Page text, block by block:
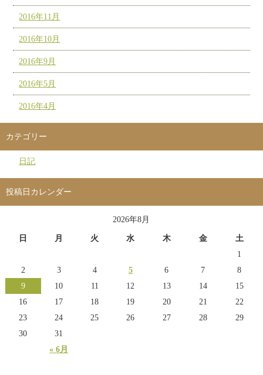
2016年11月
2016年10月
2016年9月
2016年5月
2016年4月
カテゴリー
日記
投稿日カレンダー
2026年8月
日 月 火 水 木 金 土
« 6月
1
2
3 4 5 6 7
8
9
10 11 12 13 14
15
16
17 18 19 20 21
22
23
24 25 26 27 28
29
30
31